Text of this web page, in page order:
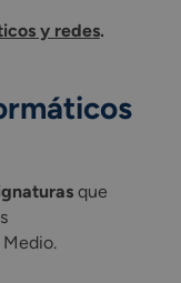
y redes.
que